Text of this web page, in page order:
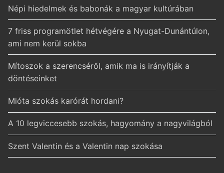
Népi hiedelmek és babonák a magyar kultúrában
7 friss programötlet hétvégére a Nyugat-Dunántúlon,
ami nem kerül sokba
Mítoszok a szerencséről, amik ma is irányítják a
döntéseinket
Mióta szokás karórát hordani?
A 10 legviccesebb szokás, hagyomány a nagyvilágból
Szent Valentin és a Valentin nap szokása